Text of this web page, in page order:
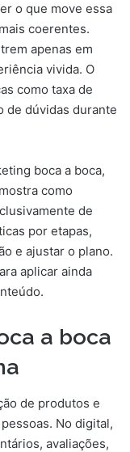
o que move essa
coerentes.
apenas em
vivida. O
como taxa de
de dúvidas durante
boca a boca,
como
de
por etapas,
e ajustar o plano.
aplicar ainda
a boca
de produtos e
No digital,
avaliações,